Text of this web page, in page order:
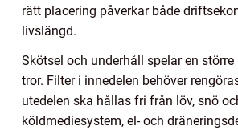
rätt placering påverkar både
livslängd.
Skötsel och underhåll spelar en
tror. Filter i innedelen behöver
utedelen ska hållas fri från löv, snö
köldmediesystem, el- och